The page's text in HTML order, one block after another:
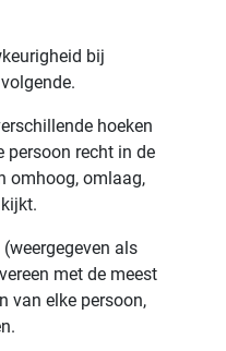
bij
hoeken
persoon recht in de
omhoog, omlaag,
als
met de meest
van elke persoon,